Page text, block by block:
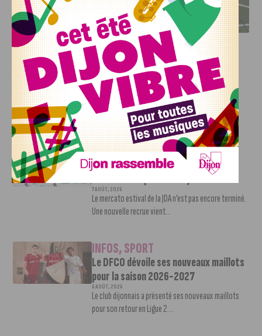
DFCO : RENCONTRE AVEC PIERRE-HENRI DEBALLON,
L’ARTISAN DE LA MONTÉE EN LIGUE 2
INFOS,SPORT
DFCO : Rencontre avec Pierre-Henri
Deballon, l’artisan de la montée en
Ligue 2
7 AOÛT, 2026
Le DFCO est de retour en Ligue 2 après trois ans
d’absence. La saison...
INFOS,SPORT
Nouvelle arrivée à la JDA Basket,
Shevon Thompson est dijonnais
7 AOÛT, 2026
Le mercato estival de la JDA n’est pas encore terminé.
Une nouvelle recrue vient...
INFOS,SPORT
Le DFCO dévoile ses nouveaux maillots
pour la saison 2026-2027
6 AOÛT, 2026
Le club dijonnais a présenté ses nouveaux maillots
pour son retour en Ligue 2....